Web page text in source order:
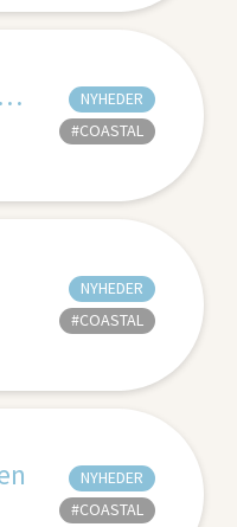
Coastalroning ved World Company Sport Games 2026 i Frederikshavn
NYHEDER
#COASTAL
NYHEDER
#COASTAL
NYHEDER
#COASTAL